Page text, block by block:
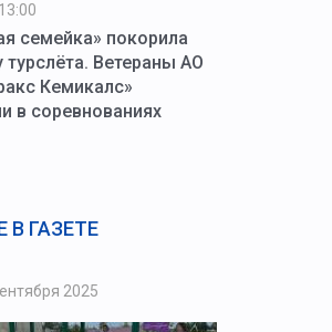
семейка» покорила
турслёта. Ветераны АО
Кемикалс»
в соревнованиях
В ГАЗЕТЕ
2025